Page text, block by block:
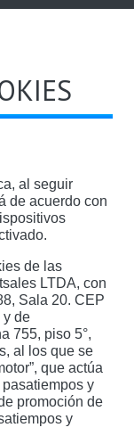
al seguir
de acuerdo con
de las
LTDA, con
Sala 20. CEP
y de
755, piso 5°,
al los que se
que actúa
y
promoción de
y